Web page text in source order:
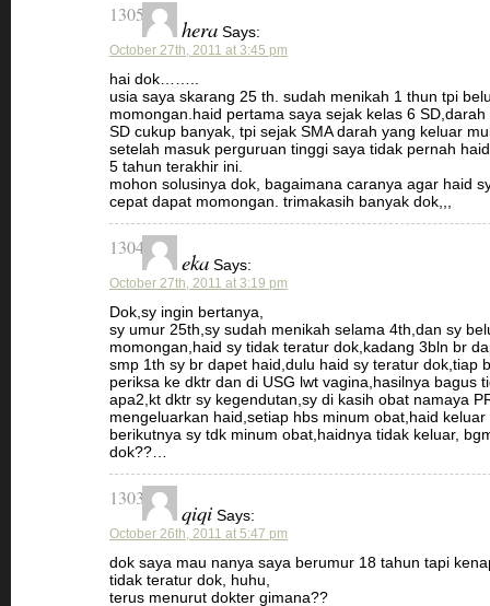
1305
hera Says:
October 27th, 2011 at 3:45 pm
hai dok……..
usia saya skarang 25 th. sudah menikah 1 thun tpi
momongan.haid pertama saya sejak kelas 6
SD cukup banyak, tpi sejak SMA darah yang keluar
setelah masuk perguruan tinggi saya tidak pernah
5 tahun terakhir ini.
mohon solusinya dok, bagaimana caranya agar haid
cepat dapat momongan. trimakasih banyak dok,,,
1304
eka Says:
October 27th, 2011 at 3:19 pm
Dok,sy ingin bertanya,
sy umur 25th,sy sudah menikah selama 4th,dan sy
momongan,haid sy tidak teratur dok,kadang 3bln br
smp 1th sy br dapet haid,dulu haid sy teratur dok,tiap
periksa ke dktr dan di USG lwt vagina,hasilnya bagus
apa2,kt dktr sy kegendutan,sy di kasih obat namaya
mengeluarkan haid,setiap hbs minum obat,haid
berikutnya sy tdk minum obat,haidnya tidak keluar,
dok??…
1303
qiqi Says:
October 26th, 2011 at 5:47 pm
dok saya mau nanya saya berumur 18 tahun tapi
tidak teratur dok, huhu,
terus menurut dokter gimana??